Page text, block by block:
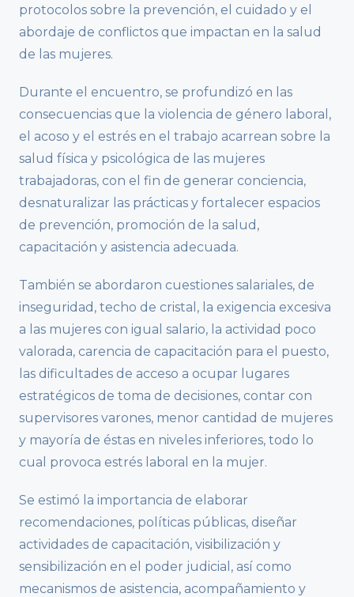
protocolos sobre la prevención, el cuidado y el
abordaje de conflictos que impactan en la salud
de las mujeres.
Durante el encuentro, se profundizó en las
consecuencias que la violencia de género laboral,
el acoso y el estrés en el trabajo acarrean sobre la
salud física y psicológica de las mujeres
trabajadoras, con el fin de generar conciencia,
desnaturalizar las prácticas y fortalecer espacios
de prevención, promoción de la salud,
capacitación y asistencia adecuada.
También se abordaron cuestiones salariales, de
inseguridad, techo de cristal, la exigencia excesiva
a las mujeres con igual salario, la actividad poco
valorada, carencia de capacitación para el puesto,
las dificultades de acceso a ocupar lugares
estratégicos de toma de decisiones, contar con
supervisores varones, menor cantidad de mujeres
y mayoría de éstas en niveles inferiores, todo lo
cual provoca estrés laboral en la mujer.
Se estimó la importancia de elaborar
recomendaciones, políticas públicas, diseñar
actividades de capacitación, visibilización y
sensibilización en el poder judicial, así como
mecanismos de asistencia, acompañamiento y